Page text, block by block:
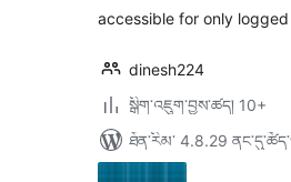
accessible for only logged
dinesh224
སྒྲིག་འཇུག་བྱས་ཚད། 10+
ཐོན་རིམ་ 4.8.29